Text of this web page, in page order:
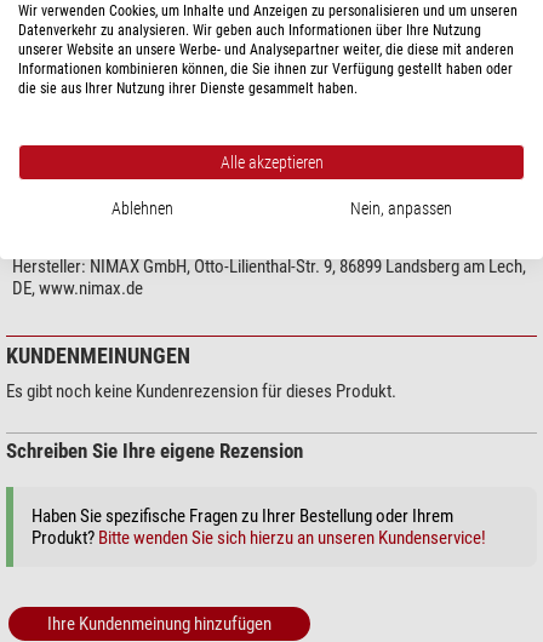
Baader Großfeldbino
das BW Bino
TS Bino und andere
finden Sie direkt in der Artikelbezeichnung.
Unser Expertenkommentar:
Diese Linse lässt sich auch alsBarlow in das Filtergewinde von 1,25
Zoll-Okularen einschrauben
Besonderheiten
Filtergewinde
ja
Anschluss (teleskopseitig)
1,25"
Hersteller:NIMAX GmbH, Otto-Lilienthal-Str. 9, 86899 Landsberg am Lech,
DE, www.nimax.de
KUNDENMEINUNGEN
Es gibt noch keine Kundenrezension für dieses Produkt.
Schreiben Sie Ihre eigene Rezension
Haben Sie spezifische Fragen zu Ihrer Bestellung oder Ihrem
Produkt? Bitte wenden Sie sich hierzu an unseren Kundenservice!
Ihre Kundenmeinung hinzufügen
Wir verwenden Cookies, um Inhalte und Anzeigen zu personalisieren und um unseren
Datenverkehr zu analysieren. Wir geben auch Informationen über Ihre Nutzung
unserer Website an unsere Werbe- und Analysepartner weiter, die diese mit anderen
Informationen kombinieren können, die Sie ihnen zur Verfügung gestellt haben oder
die sie aus Ihrer Nutzung ihrer Dienste gesammelt haben.
Alle akzeptieren
Ablehnen Nein, anpassen